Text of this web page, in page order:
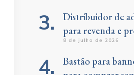
Distribuidor de
para revenda e
8 de julho de 2026
Bastão para